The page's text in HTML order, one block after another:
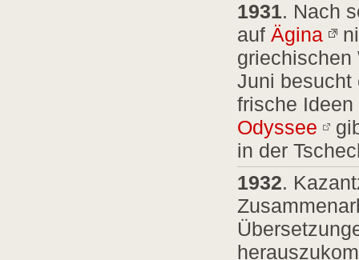
1931. Nach
auf Ägina
griechischen
Juni besucht
frische
Odyssee
in der
1932.